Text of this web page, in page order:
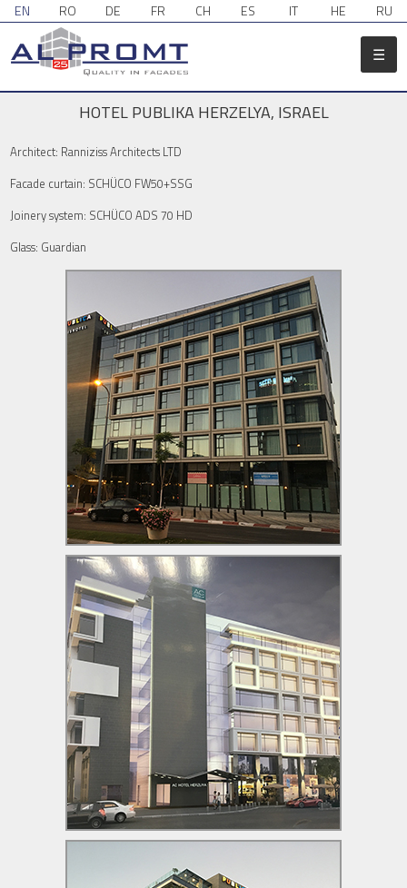
EN RO DE FR CH ES IT HE RU
☰
HOTEL PUBLIKA HERZELYA, ISRAEL
Architect: Ranniziss Architects LTD
Facade curtain: SCHÜCO FW50+SSG
Joinery system: SCHÜCO ADS 70 HD
Glass: Guardian